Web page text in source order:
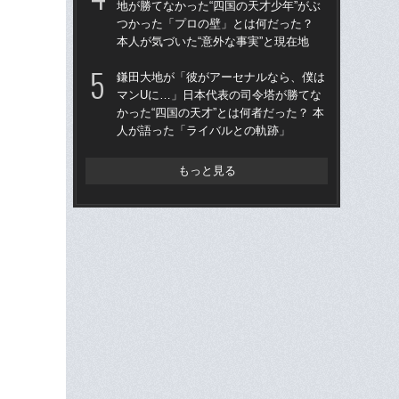
地が勝てなかった“四国の天才少年”がぶ
つかった「プロの壁」とは何だった？
本人が気づいた“意外な事実”と現在地
鎌田大地が「彼がアーセナルなら、僕は
マンUに…」日本代表の司令塔が勝てな
かった“四国の天才”とは何者だった？ 本
人が語った「ライバルとの軌跡」
もっと見る